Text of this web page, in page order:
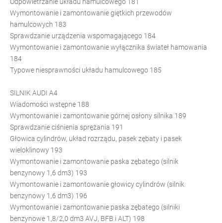
Wymontowanie i zamontowanie giętkich przewodów
hamulcowych 183
Sprawdzanie urządzenia wspomagającego 184
Wymontowanie i zamontowanie wyłącznika świateł hamowania
184
Typowe niesprawności układu hamulcowego 185
SILNIK AUDI A4
Wiadomości wstępne 188
Wymontowanie i zamontowanie górnej osłony silnika 189
Sprawdzanie ciśnienia sprężania 191
Głowica cylindrów, układ rozrządu, pasek zębaty i pasek
wieloklinowy 193
Wymontowanie i zamontowanie paska zębatego (silnik
benzynowy 1,6 dm3) 193
Wymontowanie i zamontowanie głowicy cylindrów (silnik
benzynowy 1,6 dm3) 196
Wymontowanie i zamontowanie paska zębatego (silniki
benzynowe 1,8/2,0 dm3 AVJ, BFB i ALT) 198